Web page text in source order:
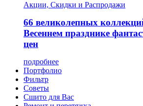
Акции, Скидки и Распродажи
66 великолепных
Весеннем празднике
цен
подробнее
Портфолио
Фильтр
Советы
Сшито для Вас